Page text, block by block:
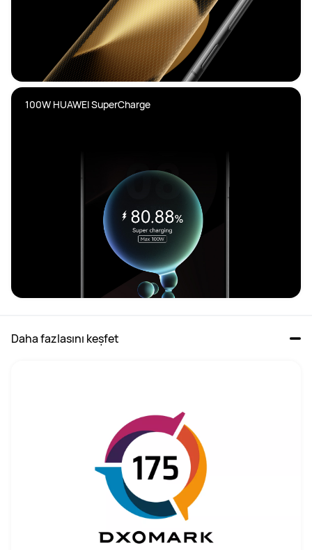
100W HUAWEI SuperCharge
Daha fazlasını keşfet